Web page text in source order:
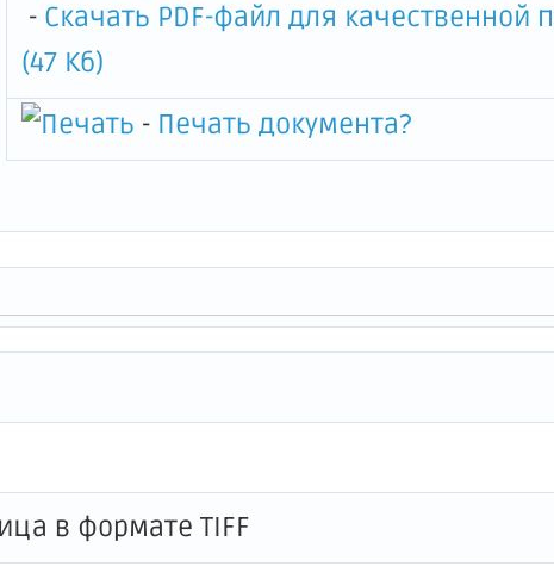
- Скачать PDF-файл для качественной
(47 Кб)
- Печать документа?